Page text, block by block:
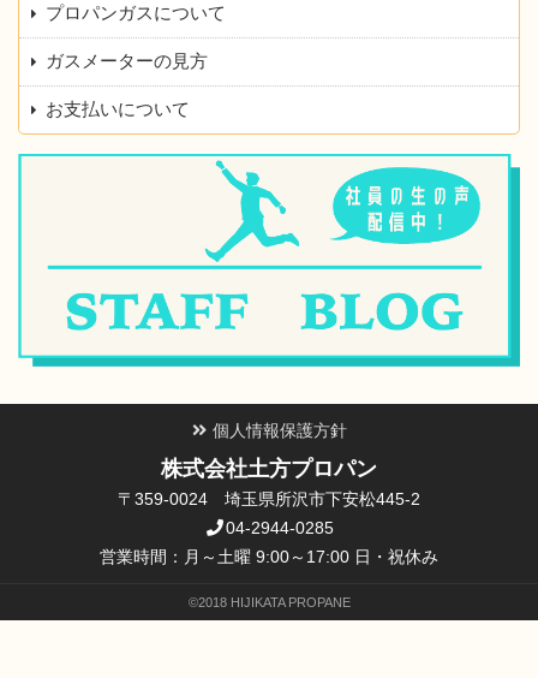
プロパンガスについて
ガスメーターの見方
お支払いについて
個人情報保護方針
株式会社土方プロパン
〒359-0024 埼玉県所沢市下安松445-2
04-2944-0285
営業時間：月～土曜 9:00～17:00 日・祝休み
©2018 HIJIKATA PROPANE